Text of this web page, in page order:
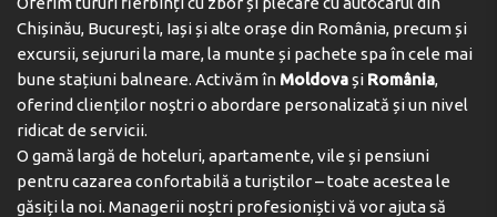
Chișinău, București, Iași și alte orașe din România, precum și
excursii, sejururi la mare, la munte și pachete spa în cele mai
bune stațiuni balneare. Activăm în Moldovași România,
oferind clienților noștri o abordare personalizată și un nivel
ridicat de servicii.
O gamă largă de hoteluri, apartamente, vile și pensiuni
pentru cazarea confortabilă a turiștilor – toate acestea le
găsiți la noi. Managerii noștri profesioniști vă vor ajuta să